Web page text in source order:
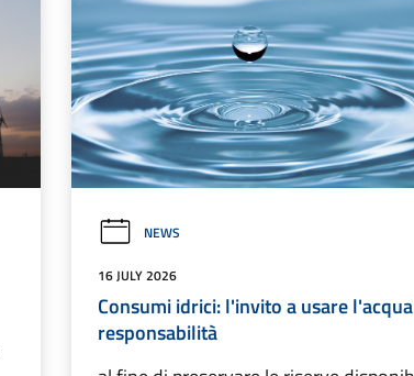
NEWS
16 JULY 2026
Consumi idrici: l'invito a usare
responsabilità